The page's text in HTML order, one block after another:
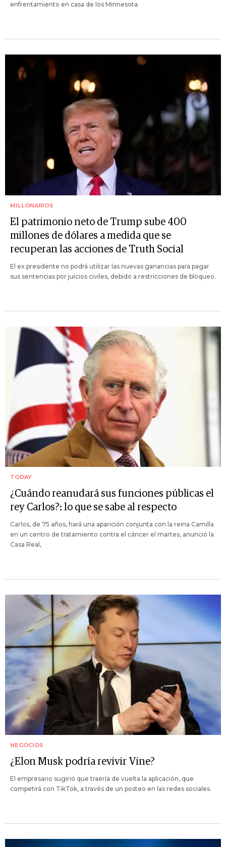
enfrentamiento en casa de los Minnesota.
MILLONARIOS
El patrimonio neto de Trump sube 400
millones de dólares a medida que se
recuperan las acciones de Truth Social
El ex presidente no podrá utilizar las nuevas ganancias para pagar
sus sentencias por juicios civiles, debido a restricciones de bloqueo.
TODAY
¿Cuándo reanudará sus funciones públicas el
rey Carlos?: lo que se sabe al respecto
Carlos, de 75 años, hará una aparición conjunta con la reina Camilla
en un centro de tratamiento contra el cáncer el martes, anunció la
Casa Real,
NEGOCIOS
¿Elon Musk podría revivir Vine?
El empresario sugirió que traería de vuelta la aplicación, que
competirá con TikTok, a través de un posteo en las redes sociales.